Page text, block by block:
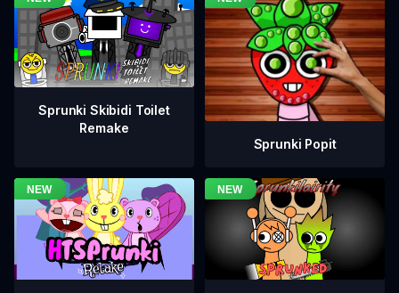
Sprunki Skibidi Toilet
Remake
Sprunki Popit